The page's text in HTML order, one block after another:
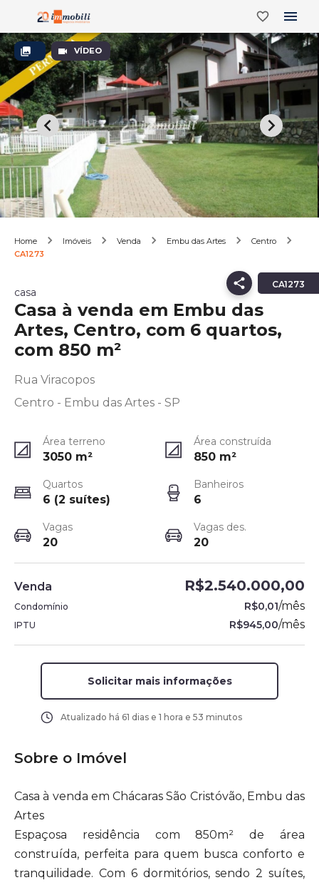
VÍDEO
Home Imóveis Venda Embu das Artes
Centro
CA1273
CA1273
casa
Casa à venda em Embu das
Artes, Centro, com 6 quartos,
com 850 m²
Rua Viracopos
Centro - Embu das Artes - SP
Área terreno
3050 m²
Área construída
850 m²
Quartos
6 (2 suítes)
Banheiros
6
Vagas
20
Vagas des.
20
Venda R$2.540.000,00
Condomínio R$0,01/mês
IPTU R$945,00/mês
Solicitar mais informações
Atualizado há 61 dias e 1 hora e 53 minutos
Sobre o Imóvel
Casa à venda em Chácaras São Cristóvão, Embu das
Artes
Espaçosa residência com 850m² de área
construída, perfeita para quem busca conforto e
tranquilidade. Com 6 dormitórios, sendo 2 suítes,